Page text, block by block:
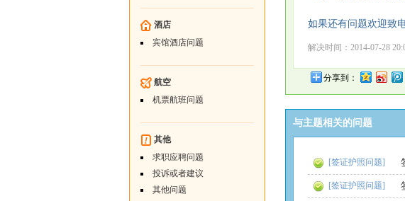
酒店
宾馆酒店问题
航空
机票航班问题
其他
求职应聘问题
投诉或者建议
其他问题
如果还有问题欢迎致
解决时间：2014-07-28
分享到：
与主题相关的问题
[签证护照问题]
[签证护照问题]